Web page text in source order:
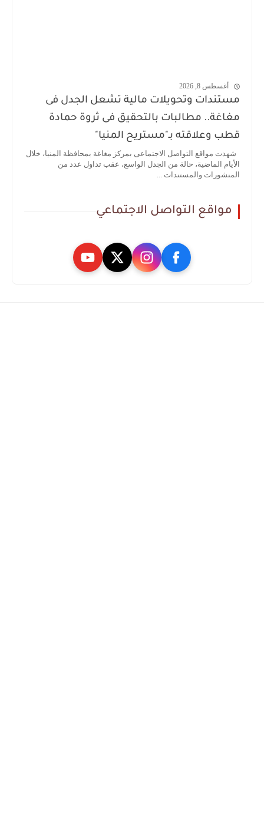
أغسطس 8, 2026
مستندات وتحويلات مالية تشعل الجدل فى
مغاغة.. مطالبات بالتحقيق فى ثروة حمادة
قطب وعلاقته بـ"مستريح المنيا"
شهدت مواقع التواصل الاجتماعى بمركز مغاغة بمحافظة المنيا، خلال
الأيام الماضية، حالة من الجدل الواسع، عقب تداول عدد من
المنشورات والمستندات ...
مواقع التواصل الاجتماعي